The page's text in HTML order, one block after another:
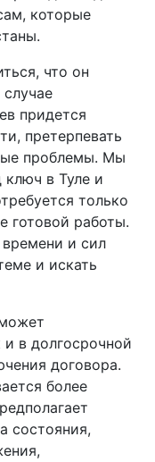
которые
что он
случае
придется
претерпевать
проблемы. Мы
в Туле и
только
готовой работы.
времени и сил
и искать
и в долгосрочной
договора.
более
состояния,